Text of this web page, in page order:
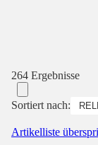
264 Ergebnisse
Sortiert nach:
Artikelliste